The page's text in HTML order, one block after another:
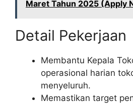
Maret Tahun 2025 (Apply
Detail Pekerjaan
Membantu Kepala
operasional harian
menyeluruh.
Memastikan target